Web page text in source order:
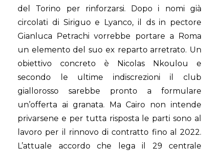
del Torino per rinforzarsi. Dopo i nomi già
circolati di Siriguo e Lyanco, il ds in pectore
Gianluca Petrachi vorrebbe portare a Roma
un elemento del suo ex reparto arretrato. Un
obiettivo concreto è Nicolas Nkoulou e
secondo le ultime indiscrezioni il club
giallorosso sarebbe pronto a formulare
un’offerta ai granata. Ma Cairo non intende
privarsene e per tutta risposta le parti sono al
lavoro per il rinnovo di contratto fino al 2022.
L’attuale accordo che lega il 29 centrale